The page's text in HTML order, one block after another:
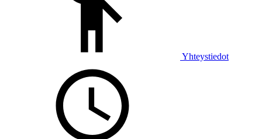
Yhteystiedot